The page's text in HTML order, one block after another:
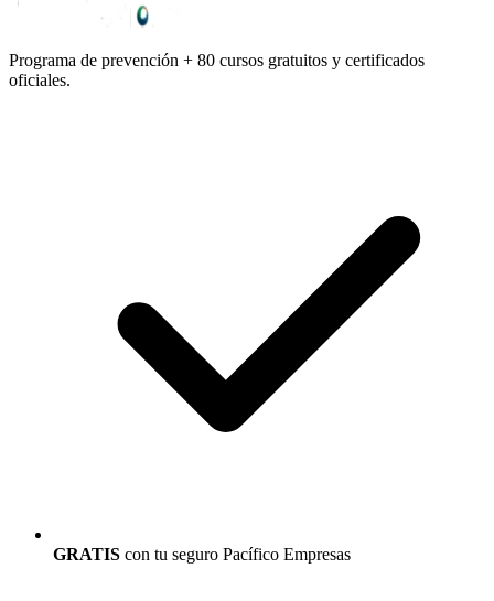
Programa de prevención + 80 cursos gratuitos y certificados
oficiales.
GRATIS con tu seguro Pacífico Empresas